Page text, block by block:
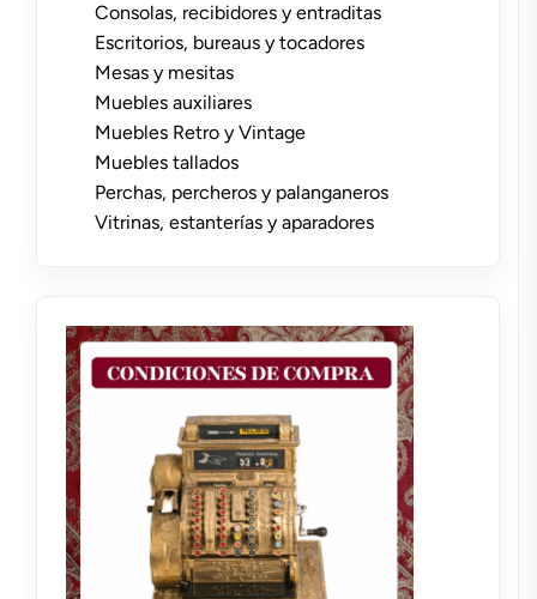
Consolas, recibidores y entraditas
Escritorios, bureaus y tocadores
Mesas y mesitas
Muebles auxiliares
Muebles Retro y Vintage
Muebles tallados
Perchas, percheros y palanganeros
Vitrinas, estanterías y aparadores